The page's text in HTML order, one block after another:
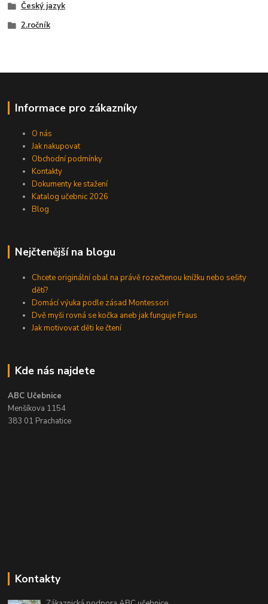
Český jazyk
2.ročník
Informace pro zákazníky
O nás
Jak nakupovat
Obchodní podmínky
Kontakty
Dokumenty ke stažení
Katalog učebnic 2026
Blog
Nejčtenější na blogu
Chcete originální obal na právě rozečtenou knížku nebo sešity
dětí?
Domácí výuka podle zásad Montessori
Dvě myši rovná se kočka aneb jak funguje Fraus
Jak motivovat děti ke čtení
Kde nás najdete
ABC Učebnice
Menšíkova 1154
383 01 Prachatice
Kontakty